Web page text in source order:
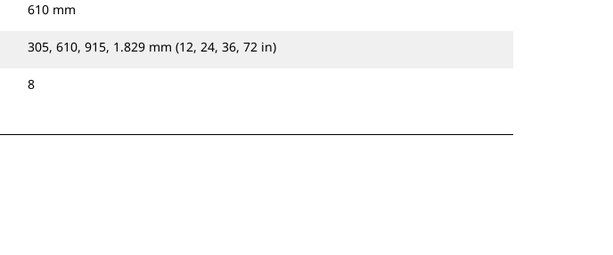
610 mm
305, 610, 915, 1.829 mm (12, 24, 36, 72 in)
8